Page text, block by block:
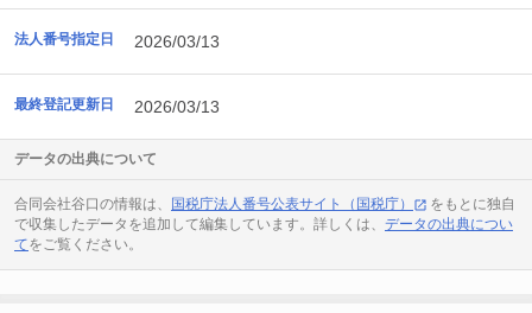
法人番号指定日 2026/03/13
最終登記更新日 2026/03/13
データの出典について
合同会社谷口の情報は、 国税庁法人番号公表サイト（国税庁）
をもとに独自
で収集したデータを追加して編集しています。詳しくは、 データの出典につい
てをご覧ください。